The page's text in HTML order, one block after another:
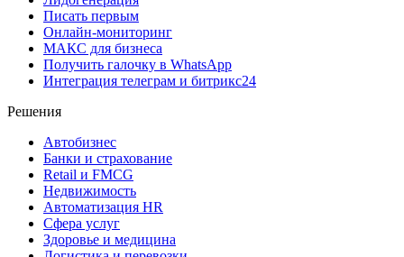
Писать первым
Онлайн-мониторинг
MAКС для бизнеса
Получить галочку в WhatsApp
Интеграция телеграм и битрикс24
Решения
Автобизнес
Банки и страхование
Retail и FMCG
Недвижимость
Автоматизация HR
Сфера услуг
Здоровье и медицина